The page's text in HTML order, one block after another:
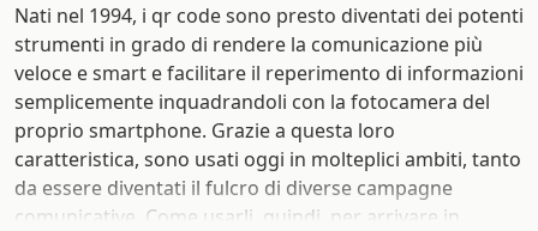
Nati nel 1994, i qr code sono presto diventati dei potenti
strumenti in grado di rendere la comunicazione più
veloce e smart e facilitare il reperimento di informazioni
semplicemente inquadrandoli con la fotocamera del
proprio smartphone. Grazie a questa loro
caratteristica, sono usati oggi in molteplici ambiti, tanto
da essere diventati il fulcro di diverse campagne
comunicative. Come usarli, quindi, per arrivare in